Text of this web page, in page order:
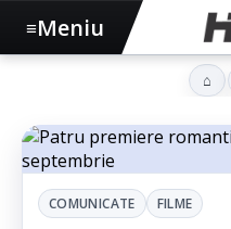
COMUNICATE FILME
≡Meniu
⌂